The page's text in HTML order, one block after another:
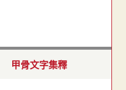
甲骨文字集釋